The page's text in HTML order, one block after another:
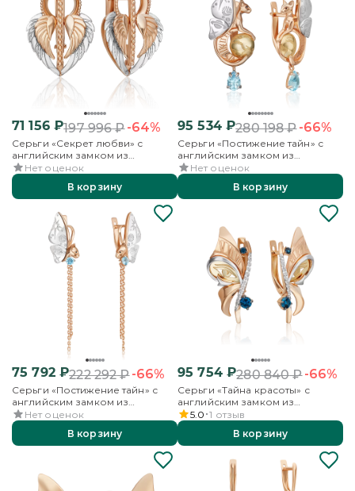
71 156₽197 996₽-64%
Серьги «Секрет любви» с
английским замком из
комбинированного золота
Нет оценок
В корзину
95 534₽280 198₽-66%
Серьги «Постижение тайн» с
английским замком из
комбинированного золота с
топазом
Нет оценок
В корзину
75 792₽222 292₽-66%
Серьги «Постижение тайн» с
английским замком из
комбинированного золота с
топазом
Нет оценок
В корзину
95 754₽280 840₽-66%
Серьги «Тайна красоты» с
английским замком из
комбинированного золота с
топазами и бесцветными
топазами
5.0 1 отзыв
В корзину